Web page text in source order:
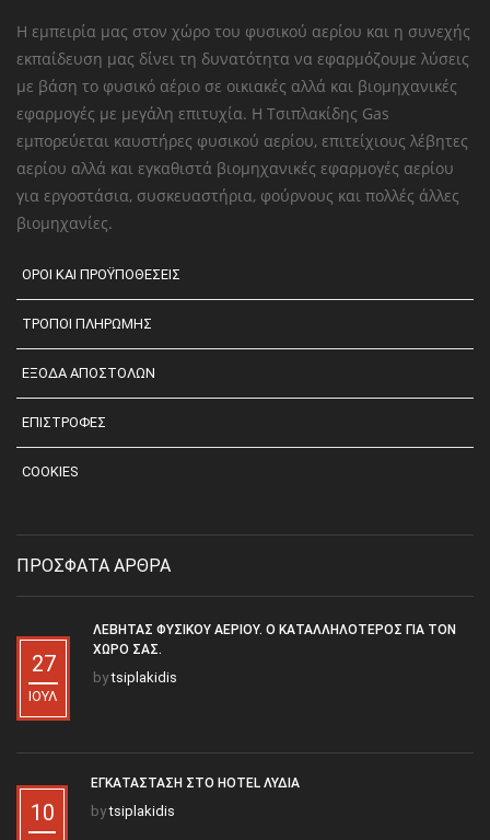
Η εμπειρία μας στον χώρο του φυσικού αερίου και η συνεχής
εκπαίδευση μας δίνει τη δυνατότητα να εφαρμόζουμε λύσεις
με βάση το φυσικό αέριο σε οικιακές αλλά και βιομηχανικές
εφαρμογές με μεγάλη επιτυχία. Η Τσιπλακίδης Gas
εμπορεύεται καυστήρες φυσικού αερίου, επιτείχιους λέβητες
αερίου αλλά και εγκαθιστά βιομηχανικές εφαρμογές αερίου
για εργοστάσια, συσκευαστήρια, φούρνους και πολλές άλλες
βιομηχανίες.
ΟΡΟΙ ΚΑΙ ΠΡΟΫΠΟΘΕΣΕΙΣ
ΤΡΟΠΟΙ ΠΛΗΡΩΜΗΣ
ΕΞΟΔΑ ΑΠΟΣΤΟΛΩΝ
ΕΠΙΣΤΡΟΦΕΣ
COOKIES
ΠΡΟΣΦΑΤΑ ΑΡΘΡΑ
27
ΙΟΎΛ
ΛΈΒΗΤΑΣ ΦΥΣΙΚΟΎ ΑΕΡΊΟΥ. Ο ΚΑΤΑΛΛΗΛΌΤΕΡΟΣ ΓΙΑ ΤΟΝ
ΧΏΡΟ ΣΑΣ.
bytsiplakidis
10
ΕΓΚΑΤΆΣΤΑΣΗ ΣΤΟ HOTEL ΛΥΔΊΑ
bytsiplakidis